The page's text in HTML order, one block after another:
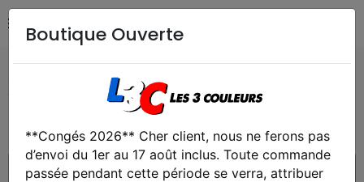
Collection
d'Arcachon Andernos bois noir
Boutique Ouverte
**Congés 2026** Cher client, nous ne ferons pas
d’envoi du 1er au 17 août inclus. Toute commande
passée pendant cette période se verra, attribuer